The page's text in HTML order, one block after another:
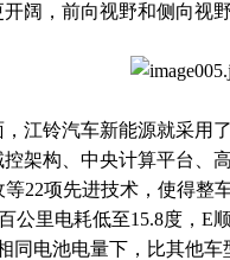
阔，前向视野和侧向视
江铃汽车新能源就采用
架构、中央计算平台、
22项先进技术，使得整
公里电耗低至15.8度，E
同电池电量下，比其他